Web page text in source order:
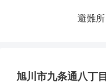
避難
旭川市九条通八丁